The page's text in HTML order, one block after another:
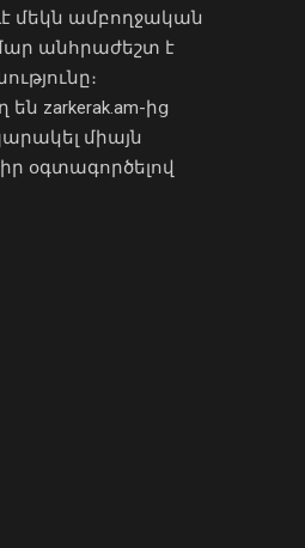
մեկն ամբողջական
անհրաժեշտ է
zarkerak.am-ից
միայն
օգտագործելով